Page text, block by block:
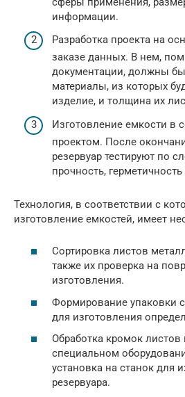
информации.
Разработка проекта на
заказе данных. В нем,
документации, должны
материалы, из которых
изделие, и толщина их
Изготовление емкости в
проектом. После
резервуар тестируют по
прочность,
Технология, в соответствии с
изготовление емкостей, имеет
Сортировка листов
также их проверка на
изготовления.
Формирование упаковки
для изготовления
Обработка кромок листов
специальном
установка на станок для
резервуара.